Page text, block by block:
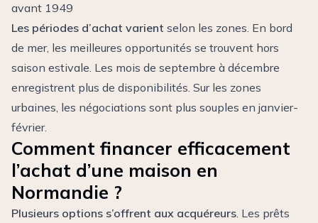
avant 1949
Les périodes d’achat varient selon les zones. En bord
de mer, les meilleures opportunités se trouvent hors
saison estivale. Les mois de septembre à décembre
enregistrent plus de disponibilités. Sur les zones
urbaines, les négociations sont plus souples en janvier-
février.
Comment financer efficacement
l’achat d’une maison en
Normandie ?
Plusieurs options s’offrent aux acquéreurs. Les prêts